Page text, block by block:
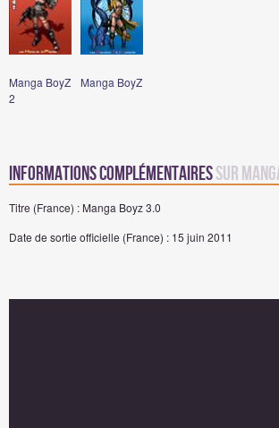
Manga BoyZ
2
Manga BoyZ
Informations complémentairessur
Titre (France) : Manga Boyz 3.0
Date de sortie officielle (France) : 15 juin 2011